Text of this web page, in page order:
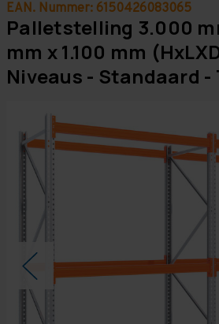
EAN. Nummer: 6150426083065
Palletstelling 3.000
mm x 1.100 mm
Niveaus - Standaard -